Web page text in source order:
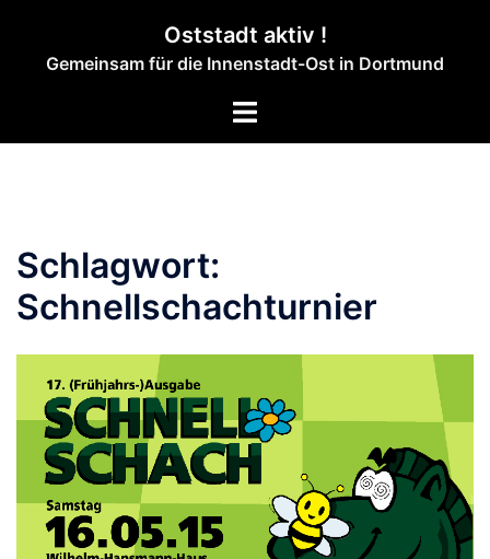
springen
Oststadt aktiv !
Gemeinsam für die Innenstadt-Ost in Dortmund
Menü
Schlagwort:
Schnellschachturnier